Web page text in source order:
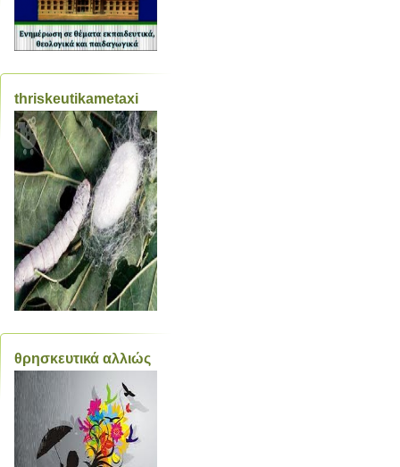
thriskeutikametaxi
θρησκευτικά αλλιώς